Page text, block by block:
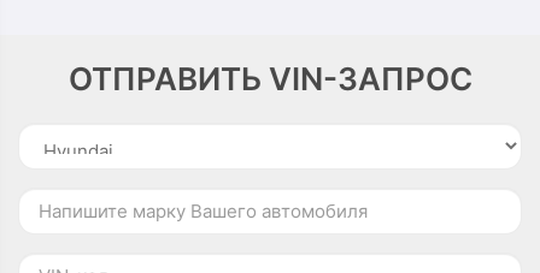
ОТПРАВИТЬ VIN-ЗАПРОС